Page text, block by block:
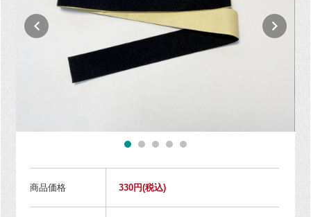
商品価格 330円(税込)